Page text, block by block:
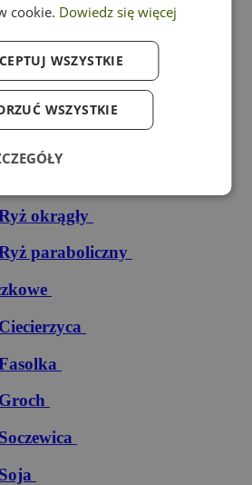
Ryż czerwony
do sushi
okrągły
paraboliczny
Ciecierzyca
Groch
Soczewica
Soja
cookie. Dowiedz się więcej
WSZYSTKIE
WSZYSTKIE